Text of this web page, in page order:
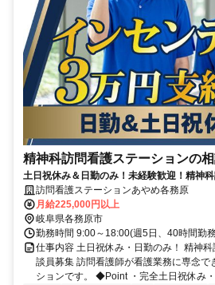
精神科訪問看護ステーションの
土日祝休み＆日勤のみ！未経験歓迎！精神
談員【医療行為なし】
訪問看護ステーションあやめ各務原
月給225,000円以上
岐阜県各務原市
勤務時間 9:00～18:00(週5日、40時間勤
仕事内容 土日祝休み・日勤のみ！ 精神
談員募集 訪問看護師が看護業務に専念で
ションです。 ◆Point ・完全土日祝休み